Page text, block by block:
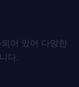
어 있어 다양한
다.